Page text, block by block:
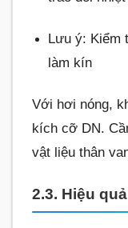
Lưu ý: Kiểm
làm kín
Với hơi nóng,
kích cỡ DN.
vật liệu thân
2.3. Hiệu